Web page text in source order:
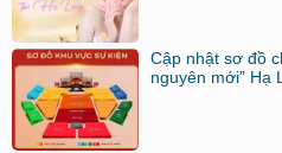
Cập nhật sơ đồ
nguyên mới” Hạ